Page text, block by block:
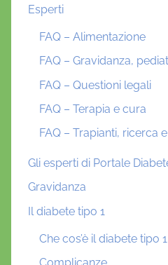
Esperti
FAQ – Alimentazione
FAQ – Gravidanza,
FAQ – Questioni legali
FAQ – Terapia e cura
FAQ – Trapianti, ricerca
Gli esperti di Portale
Gravidanza
Il diabete tipo 1
Che cos’è il diabete tipo 1